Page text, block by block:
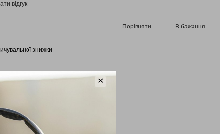
відгук
Порівняти В бажання
знижки
✕